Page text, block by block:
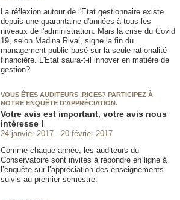
La réflexion autour de l'Etat gestionnaire existe
depuis une quarantaine d'années à tous les
niveaux de l'administration. Mais la crise du Covid
19, selon Madina Rival, signe la fin du
management public basé sur la seule rationalité
financière. L'Etat saura-t-il innover en matière de
gestion?
VOUS ÊTES AUDITEURS .RICES? PARTICIPEZ À
NOTRE ENQUÊTE D'APPRÉCIATION.
Votre avis est important, votre avis nous
intéresse !
24 janvier 2017
20 février 2017
Comme chaque année, les auditeurs du
Conservatoire sont invités à répondre en ligne à
l’enquête sur l’appréciation des enseignements
suivis au premier semestre.